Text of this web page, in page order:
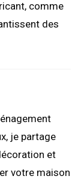
comme
des
je partage
et
votre maison